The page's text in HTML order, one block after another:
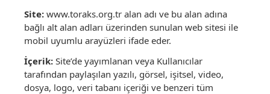
Site: www.toraks.org.tr alan adı ve bu alan adına
bağlı alt alan adları üzerinden sunulan web sitesi ile
mobil uyumlu arayüzleri ifade eder.
İçerik: Site’de yayımlanan veya Kullanıcılar
tarafından paylaşılan yazılı, görsel, işitsel, video,
dosya, logo, veri tabanı içeriği ve benzeri tüm